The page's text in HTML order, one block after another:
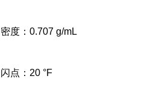
密度： 0.707 g/mL
闪点： 20 °F